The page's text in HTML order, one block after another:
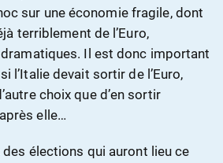
sur une économie fragile, dont
terriblement de l’Euro,
Il est donc important
l’Italie devait sortir de l’Euro,
choix que d’en sortir
elle…
des élections qui auront lieu ce